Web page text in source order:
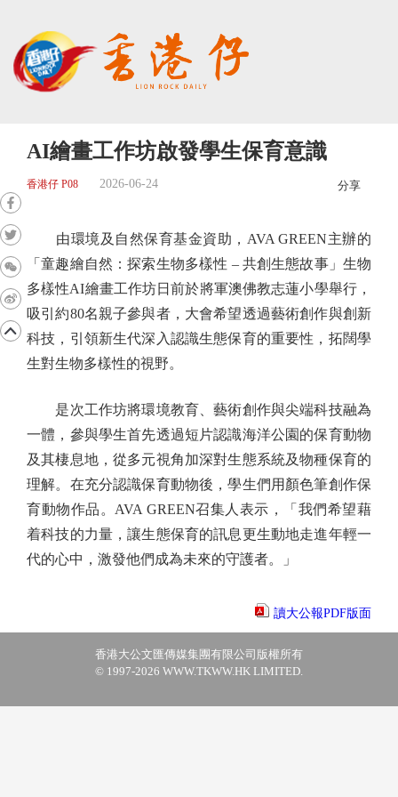
AI繪畫工作坊啟發學生保育意識
香港仔 P08 2026-06-24 分享
由環境及自然保育基金資助，AVA GREEN主辦的
「童趣繪自然：探索生物多樣性 – 共創生態故事」生物
多樣性AI繪畫工作坊日前於將軍澳佛教志蓮小學舉行，
吸引約80名親子參與者，大會希望透過藝術創作與創新
科技，引領新生代深入認識生態保育的重要性，拓闊學
生對生物多樣性的視野。
是次工作坊將環境教育、藝術創作與尖端科技融為
一體，參與學生首先透過短片認識海洋公園的保育動物
及其棲息地，從多元視角加深對生態系統及物種保育的
理解。在充分認識保育動物後，學生們用顏色筆創作保
育動物作品。AVA GREEN召集人表示，「我們希望藉
着科技的力量，讓生態保育的訊息更生動地走進年輕一
代的心中，激發他們成為未來的守護者。」
讀大公報PDF版面
香港大公文匯傳媒集團有限公司版權所有
© 1997-2026 WWW.TKWW.HK LIMITED.